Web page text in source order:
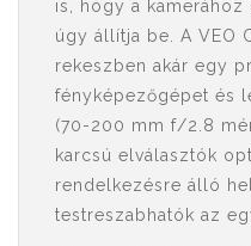
is, hogy a
úgy állítja be. A VEO
rekeszben akár egy
fényképezőgépet és
(70-200 mm f/2.8
karcsú elválasztók
rendelkezésre álló
testreszabhatók az